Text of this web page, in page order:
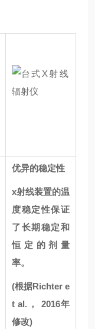
优异的稳定性
x射线装置的温
度稳定性保证
了长期稳定和
恒定的剂量
率。
(根据Richter e
t al.， 2016年
修改)